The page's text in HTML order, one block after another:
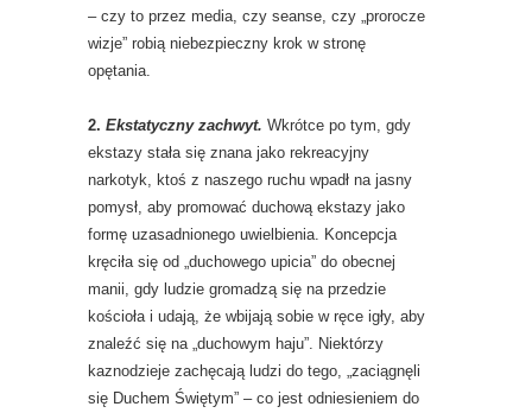
– czy to przez media, czy seanse, czy „prorocze
wizje” robią niebezpieczny krok w stronę
opętania.
2. Ekstatyczny zachwyt. Wkrótce po tym, gdy
ekstazy stała się znana jako rekreacyjny
narkotyk, ktoś z naszego ruchu wpadł na jasny
pomysł, aby promować duchową ekstazy jako
formę uzasadnionego uwielbienia. Koncepcja
kręciła się od „duchowego upicia” do obecnej
manii, gdy ludzie gromadzą się na przedzie
kościoła i udają, że wbijają sobie w ręce igły, aby
znaleźć się na „duchowym haju”. Niektórzy
kaznodzieje zachęcają ludzi do tego, „zaciągnęli
się Duchem Świętym” – co jest odniesieniem do